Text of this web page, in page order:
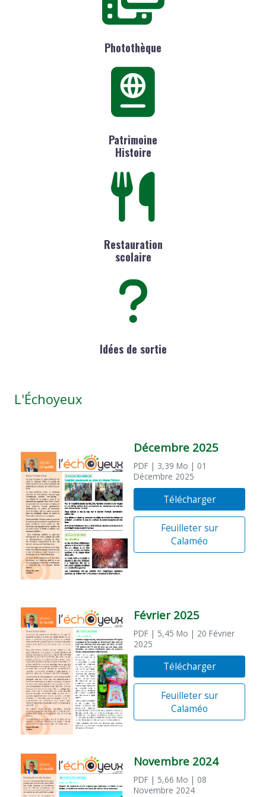
Photothèque
Patrimoine
Histoire
Restauration
scolaire
Idées de sortie
L'Échoyeux
Décembre 2025
PDF | 3,39 Mo | 01
Décembre 2025
Télécharger
Feuilleter sur
Calaméo
Février 2025
PDF | 5,45 Mo | 20 Février
2025
Télécharger
Feuilleter sur
Calaméo
Novembre 2024
PDF | 5,66 Mo | 08
Novembre 2024